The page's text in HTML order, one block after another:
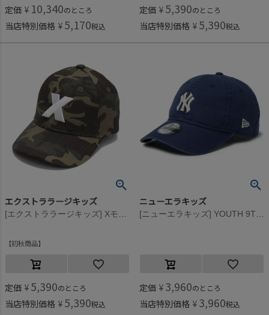
定価 ¥ 10,340のところ
当店特別価格 ¥ 5,170税込
定価 ¥ 5,390のところ
当店特別価格 ¥ 5,390税込
エクストララージキッズ
初秋商品
定価 ¥ 5,390のところ
当店特別価格 ¥ 5,390税込
ニューエラキッズ
定価 ¥ 3,960のところ
当店特別価格 ¥ 3,960税込